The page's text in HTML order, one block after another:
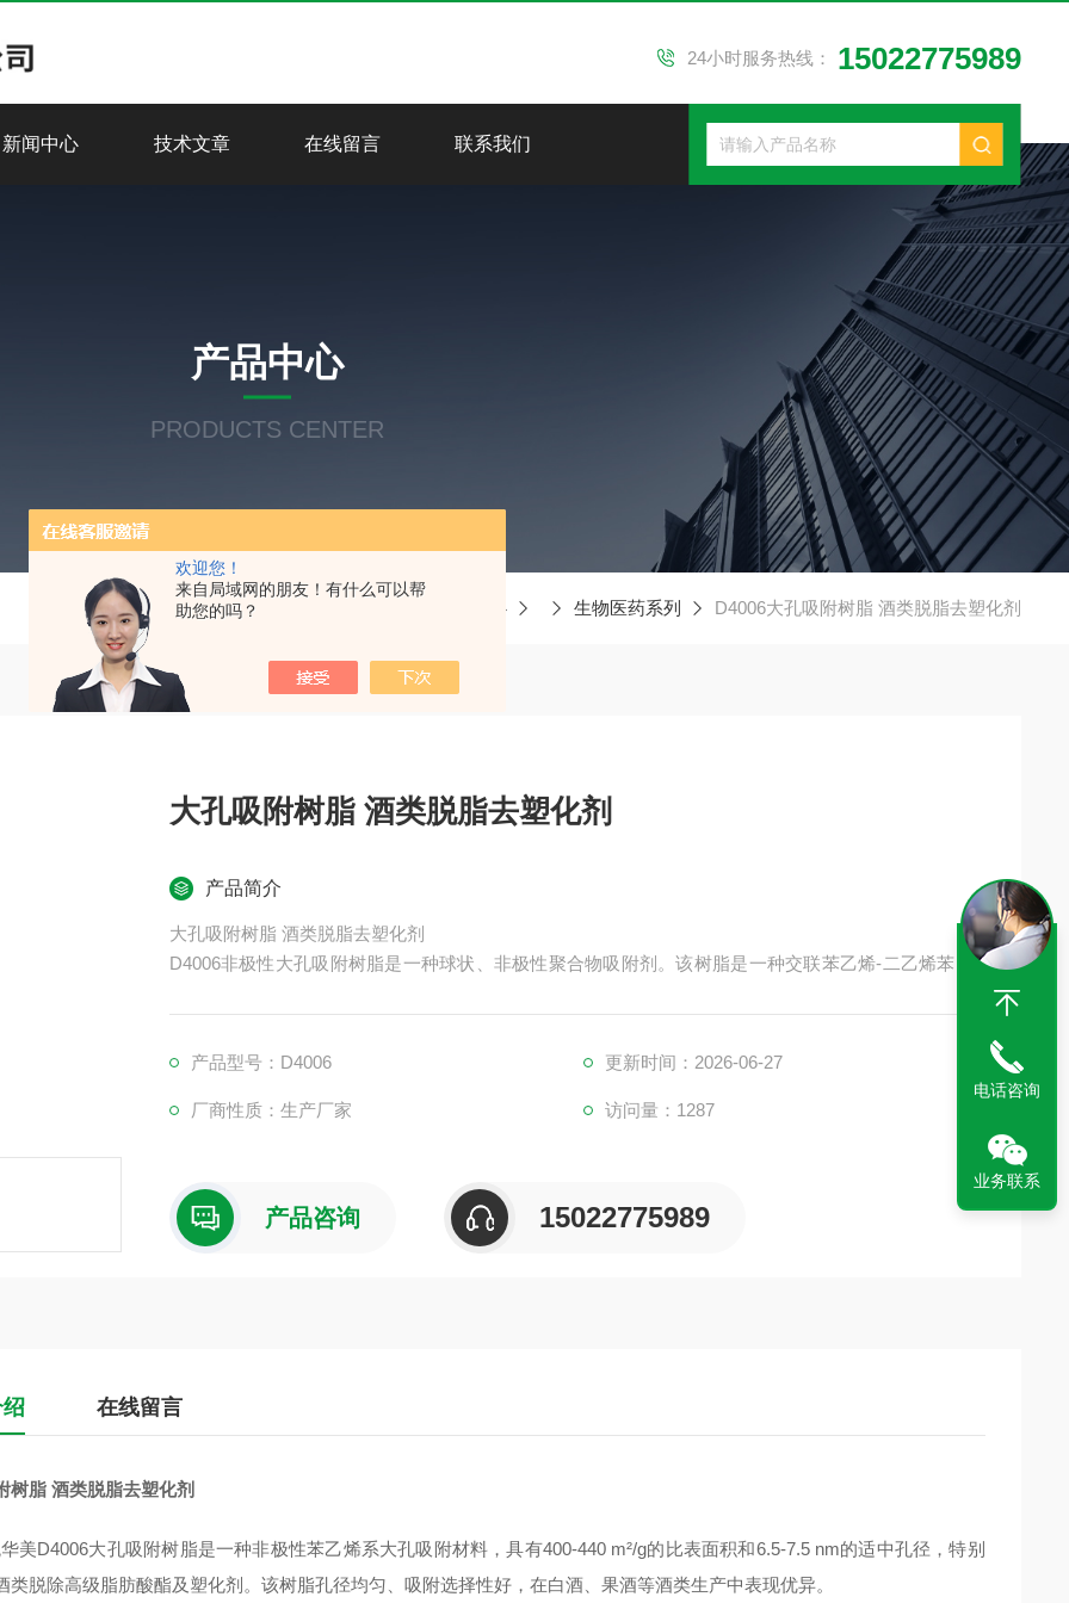
欢迎您！
来自局域网的朋友！有什么可以帮
助您的吗？
24小时服务热线： 15022775989
新闻中心 技术文章 在线留言 联系我们
产品中心
PRODUCTS CENTER
产品中心 生物医药系列 D4006大孔吸附树脂 酒类脱脂去塑化剂
大孔吸附树脂 酒类脱脂去塑化剂
产品简介
大孔吸附树脂 酒类脱脂去塑化剂
D4006非极性大孔吸附树脂是一种球状、非极性聚合物吸附剂。该树脂是一种交联苯乙烯-二乙烯苯共
木脂素）和生物碱类（如川芎嗪）龙胆苦苷等药物成分。
产品型号：D4006 更新时间：2026-06-27
厂商性质：生产厂家 访问量：1287
产品咨询 15022775989
在线留言
树脂 酒类脱脂去塑化剂
D4006大孔吸附树脂是一种非极性苯乙烯系大孔吸附材料，具有400-440 m²/g的比表面积和6.5-7.5 nm的适中孔径，特别
类脱除高级脂肪酸酯及塑化剂。该树脂孔径均匀、吸附选择性好，在白酒、果酒等酒类生产中表现优异。
电话咨询
业务联系